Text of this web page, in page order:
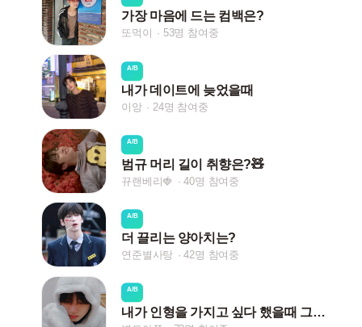
가장 마음에 드는 컴백은?
또먹이 53명 참여중
A/B
내가 데이트에 늦었을때
이앙 24명 참여중
A/B
범규 머리 길이 취향은?🧸
뀨랜베리🍓 40명 참여중
A/B
더 끌리는 양아치는?
연준별사탕 42명 참여중
A/B
내가 인형을 가지고 싶다 했을때 그의 반응은?